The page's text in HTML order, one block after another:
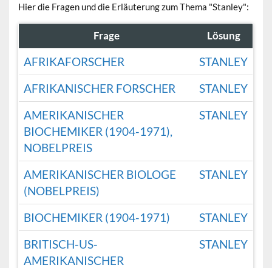
Hier die Fragen und die Erläuterung zum Thema "Stanley":
Frage Lösung
AFRIKAFORSCHER
STANLEY
AFRIKANISCHER FORSCHER
STANLEY
AMERIKANISCHER
BIOCHEMIKER (1904-1971),
NOBELPREIS
STANLEY
AMERIKANISCHER BIOLOGE
(NOBELPREIS)
STANLEY
BIOCHEMIKER (1904-1971)
STANLEY
BRITISCH-US-
AMERIKANISCHER
STANLEY